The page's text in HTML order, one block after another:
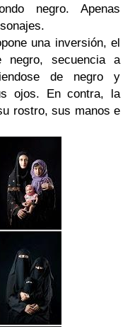
negro. Apenas
una inversión, el
negro, secuencia a
de negro y
ojos. En contra, la
rostro, sus manos e